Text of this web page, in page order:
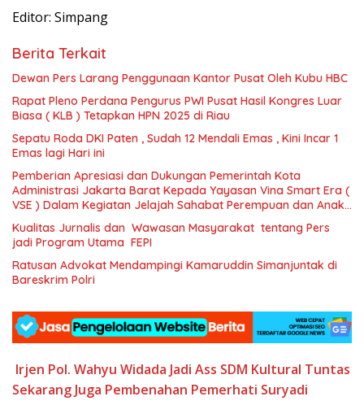
Editor: Simpang
Berita Terkait
Dewan Pers Larang Penggunaan Kantor Pusat Oleh Kubu HBC
Rapat Pleno Perdana Pengurus PWI Pusat Hasil Kongres Luar
Biasa ( KLB ) Tetapkan HPN 2025 di Riau
Sepatu Roda DKI Paten , Sudah 12 Mendali Emas , Kini Incar 1
Emas lagi Hari ini
Pemberian Apresiasi dan Dukungan Pemerintah Kota
Administrasi Jakarta Barat Kepada Yayasan Vina Smart Era (
VSE ) Dalam Kegiatan Jelajah Sahabat Perempuan dan Anak (
SAPA )
Kualitas Jurnalis dan Wawasan Masyarakat tentang Pers
jadi Program Utama FEPI
Ratusan Advokat Mendampingi Kamaruddin Simanjuntak di
Bareskrim Polri
Irjen Pol. Wahyu Widada Jadi Ass SDM Kultural Tuntas
Sekarang Juga Pembenahan Pemerhati Suryadi